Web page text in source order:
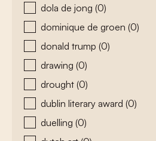
dola de jong (0)
dominique de groen (0)
donald trump (0)
drawing (0)
drought (0)
dublin literary award (0)
duelling (0)